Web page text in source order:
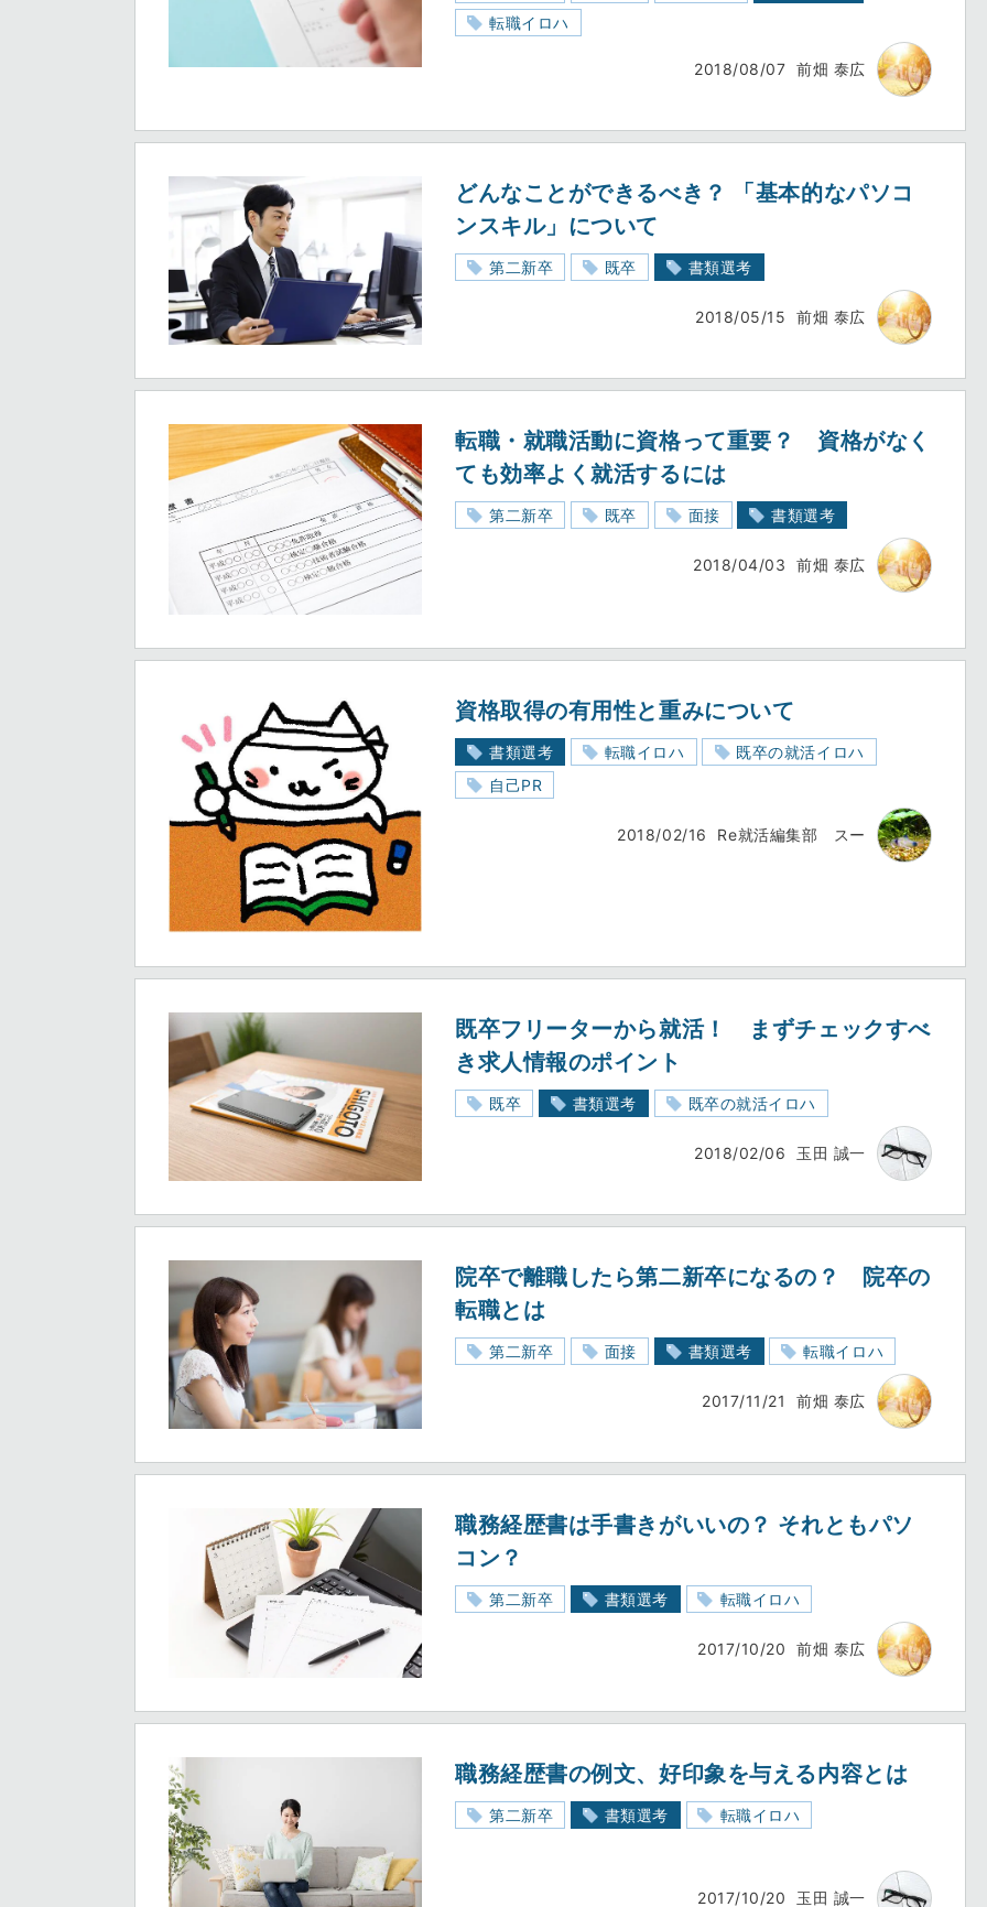
転職イロハ
2018/08/07 前畑 泰広
どんなことができるべき？ 「基本的なパソコ
ンスキル」について
第二新卒 既卒 書類選考
2018/05/15 前畑 泰広
転職・就職活動に資格って重要？ 資格がなく
ても効率よく就活するには
第二新卒 既卒 面接 書類選考
2018/04/03 前畑 泰広
資格取得の有用性と重みについて
書類選考 転職イロハ
既卒の就活イロハ
自己PR
2018/02/16 Re就活編集部 スー
既卒フリーターから就活！ まずチェックすべ
き求人情報のポイント
既卒 書類選考 既卒の就活イロハ
2018/02/06 玉田 誠一
院卒で離職したら第二新卒になるの？ 院卒の
転職とは
第二新卒 面接 書類選考 転職イロハ
2017/11/21 前畑 泰広
職務経歴書は手書きがいいの？ それともパソ
コン？
第二新卒 書類選考 転職イロハ
2017/10/20 前畑 泰広
職務経歴書の例文、好印象を与える内容とは
第二新卒 書類選考 転職イロハ
2017/10/20 玉田 誠一